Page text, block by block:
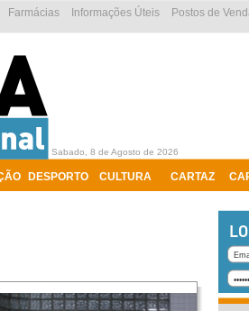
DESPORTO CULTURA CARTAZ
Postos de
Informações Úteis
Farmácias
Sabado, 8 de Agosto de 2026